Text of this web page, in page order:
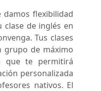
damos flexibilidad
de inglés en
Tus clases
grupo de máximo
que te permitirá
personalizada
nativos. El